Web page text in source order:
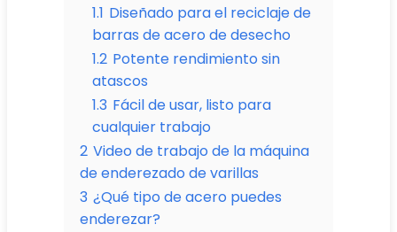
1.1 Diseñado para el reciclaje de
barras de acero de desecho
1.2 Potente rendimiento sin
atascos
1.3 Fácil de usar, listo para
cualquier trabajo
2 Video de trabajo de la máquina
de enderezado de varillas
3 ¿Qué tipo de acero puedes
enderezar?